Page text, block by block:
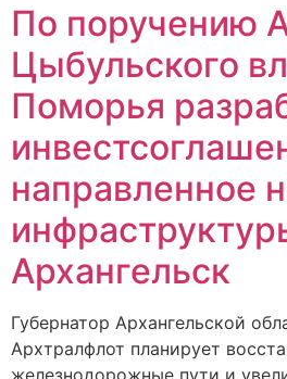
По поручению
Цыбульского
Поморья
направленное
Архангельск
Губернатор Архангельской
Архтралфлот планирует
железнодорожные пути и